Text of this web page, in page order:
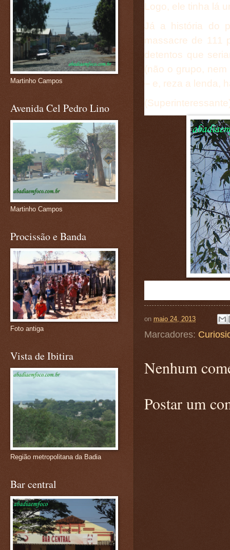
Logo, ele tinha lá
Já a história do
massacre de 111
detentos que
(não o grupo,
– e, reza a lenda,
on maio 24, 2013
Marcadores:
Nenhum
Postar um
Martinho Campos
Avenida Cel Pedro Lino
Martinho Campos
Procissão e Banda
Foto antiga
Vista de Ibitira
Região metropolitana da Badia
Bar central